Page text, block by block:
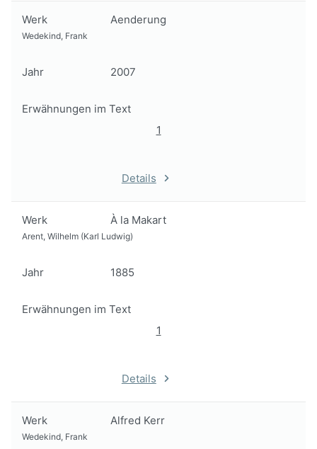
Werk Aenderung
Wedekind, Frank
Jahr 2007
Erwähnungen im Text
1
Details
Werk À la Makart
Arent, Wilhelm (Karl Ludwig)
Jahr 1885
Erwähnungen im Text
1
Details
Werk Alfred Kerr
Wedekind, Frank